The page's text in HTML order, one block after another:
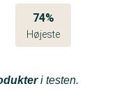
74%
Højeste
i testen.